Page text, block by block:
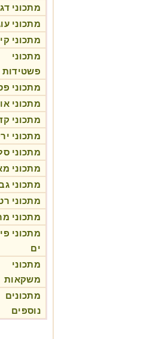
מתכוני
מתכוני
מתכוני
מתכוני
פשטידות
מתכוני
מתכוני
מתכוני
מתכוני
מתכוני
מתכוני
מתכוני
מתכוני
מתכוני
מתכוני
ים
מתכוני
משקאות
מתכונים
נוספים